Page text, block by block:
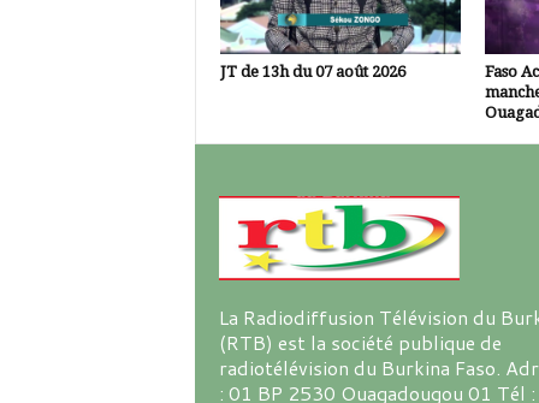
JT de 13h du 07 août 2026
Faso
La Radiodiffusion Télévision du
(RTB) est la société publique de
radiotélévision du Burkina Faso.
: 01 BP 2530 Ouagadougou 01 Tél :